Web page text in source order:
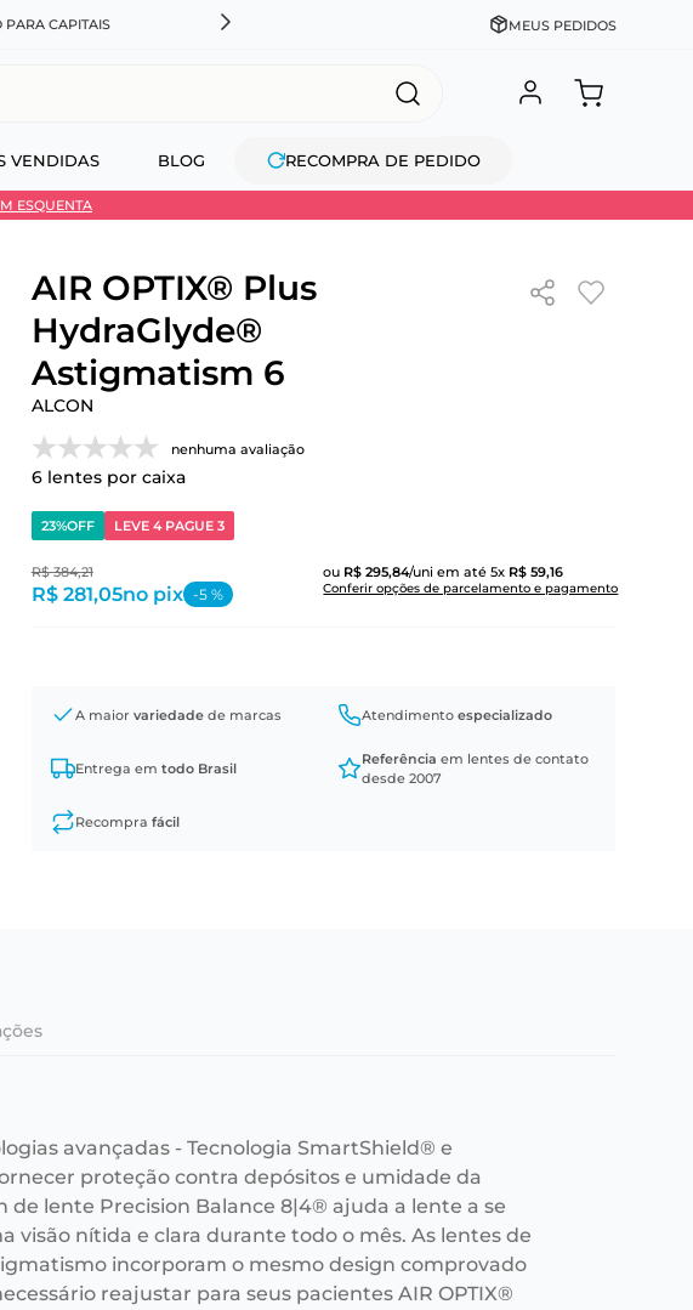
PARA CAPITAIS CADASTRE-SE GANHE 10% NA PRIMEIRA COMPRA +
MEUS PEDIDOS
VENDIDAS BLOG RECOMPRA DE PEDIDO
ESQUENTA
AIR OPTIX® Plus
HydraGlyde®
Astigmatism 6
ALCON
nenhuma avaliação
6lentes por caixa
23%OFF LEVE 4 PAGUE 3
ou R$ 295,84/uni em até5x R$ 59,16
Conferir opções de parcelamento e pagamento
R$ 384,21
R$ 281,05no pix -5%
A maior variedadede marcas Atendimentoespecializado
Entrega em todo Brasil
Referência em lentes de contato
desde 2007
Recompra fácil
avançadas - Tecnologia SmartShield® e
proteção contra depósitos e umidade da
lente Precision Balance 8|4® ajuda a lente a se
nítida e clara durante todo o mês. As lentes de
incorporam o mesmo design comprovado
reajustar para seus pacientes AIR OPTIX®